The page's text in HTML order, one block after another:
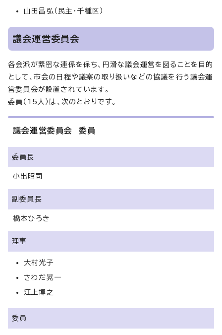
山田昌弘（民主・千種区）
議会運営委員会
各会派が緊密な連係を保ち、円滑な議会運営を図ることを目的
として、市会の日程や議案の取り扱いなどの協議を行う議会運
営委員会が設置されています。
委員（15人）は、次のとおりです。
議会運営委員会 委員
委員長
小出昭司
副委員長
橋本ひろき
理事
大村光子
さわだ晃一
江上博之
委員